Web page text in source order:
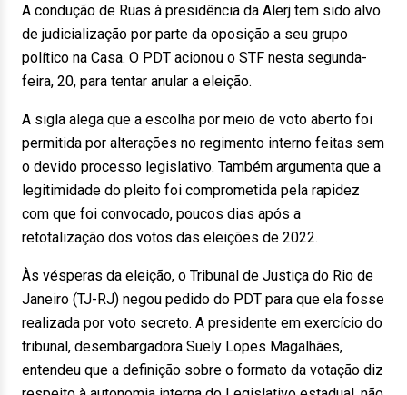
A condução de Ruas à presidência da Alerj tem sido alvo
de judicialização por parte da oposição a seu grupo
político na Casa. O PDT acionou o STF nesta segunda-
feira, 20, para tentar anular a eleição.
A sigla alega que a escolha por meio de voto aberto foi
permitida por alterações no regimento interno feitas sem
o devido processo legislativo. Também argumenta que a
legitimidade do pleito foi comprometida pela rapidez
com que foi convocado, poucos dias após a
retotalização dos votos das eleições de 2022.
Às vésperas da eleição, o Tribunal de Justiça do Rio de
Janeiro (TJ-RJ) negou pedido do PDT para que ela fosse
realizada por voto secreto. A presidente em exercício do
tribunal, desembargadora Suely Lopes Magalhães,
entendeu que a definição sobre o formato da votação diz